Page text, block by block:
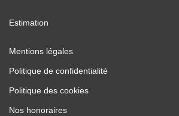
Estimation
Mentions légales
Politique de confidentialité
Politique des cookies
Nos honoraires